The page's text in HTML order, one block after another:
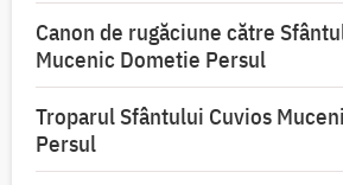
Canon de rugăciune către
Mucenic Dometie Persul
Troparul Sfântului Cuvios
Persul